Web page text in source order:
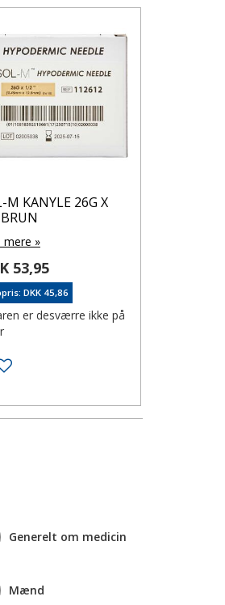
M KANYLE 26G X
»
53,95
DKK 45,86
er desværre ikke på
Tilføj til ønskeseddel
Generelt om medicin
Mænd